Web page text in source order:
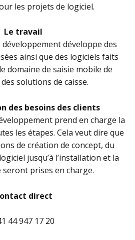
les projets de logiciel.
Le travail
développe des
ainsi que des logiciels faits
domaine de saisie mobile de
solutions de caisse.
des besoins des clients
prend en charge la
les étapes. Cela veut dire que
de création de concept, du
jusqu’à l’installation et la
seront prises en charge.
direct
44 947 17 20